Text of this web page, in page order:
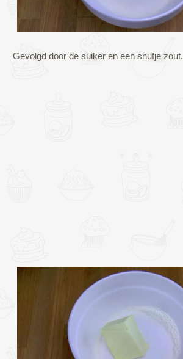
Gevolgd door de suiker en een snufje zout.